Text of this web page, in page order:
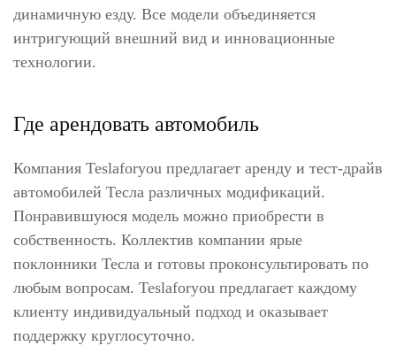
динамичную езду. Все модели объединяется
интригующий внешний вид и инновационные
технологии.
Где арендовать автомобиль
Компания Teslaforyou предлагает аренду и тест-драйв
автомобилей Тесла различных модификаций.
Понравившуюся модель можно приобрести в
собственность. Коллектив компании ярые
поклонники Тесла и готовы проконсультировать по
любым вопросам. Teslaforyou предлагает каждому
клиенту индивидуальный подход и оказывает
поддержку круглосуточно.